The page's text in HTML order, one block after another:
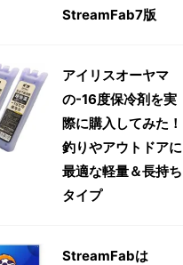
StreamFab7版
アイリスオーヤマ
の-16度保冷剤を実
際に購入してみた！
釣りやアウトドアに
最適な軽量＆長持ち
タイプ
StreamFabは